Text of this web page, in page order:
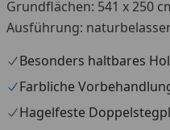
Grundflächen: 541 x 250
Ausführung:
Besonders haltbares
Farbliche
Hagelfeste